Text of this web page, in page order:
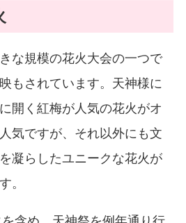
な規模の花火大会の一つで
もされています。天神様に
開く紅梅が人気の花火がオ
気ですが、それ以外にも文
凝らしたユニークな花火が
。